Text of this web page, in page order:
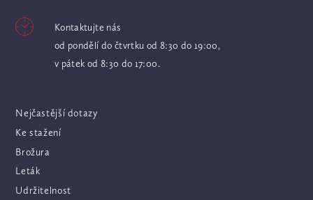
Kontaktujte nás
od pondělí do čtvrtku od 8:30 do 19:00,
v pátek od 8:30 do 17:00.
Nejčastější dotazy
Ke stažení
Brožura
Leták
Udržitelnost